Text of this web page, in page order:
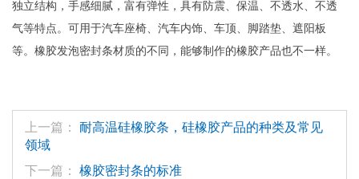
独立结构，手感细腻，富有弹性，具有防震、保温、不透水、不透
气等特点。可用于汽车座椅、汽车内饰、车顶、脚踏垫、遮阳板
等。橡胶发泡密封条材质的不同，能够制作的橡胶产品也不一样。
上一篇： 耐高温硅橡胶条，硅橡胶产品的种类及常见
领域
下一篇： 橡胶密封条的标准